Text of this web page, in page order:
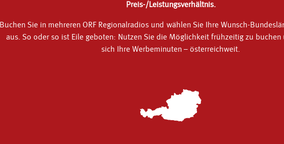
Preis-/Leistungsverhältnis.
Buchen Sie in mehreren ORF Regionalradios und wählen Sie Ihre Wunsch-
aus. So oder so ist Eile geboten: Nutzen Sie die Möglichkeit frühzeitig zu buchen
sich Ihre Werbeminuten – österreichweit.